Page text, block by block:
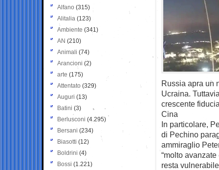
Russia apra un
Ucraina.
crescente
Cina
In particolare,
di Pechino
ammiraglio
“molto
resta
Alfano (315)
Alitalia (123)
Ambiente (341)
AN (210)
Animali (74)
Arancioni (2)
arte (175)
Attentato (329)
Auguri (13)
Batini (3)
Berlusconi (4.295)
Bersani (234)
Biasotti (12)
Boldrini (4)
Bossi (1.221)